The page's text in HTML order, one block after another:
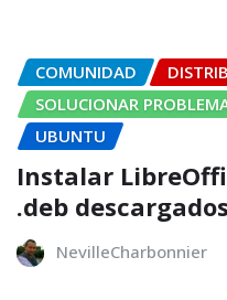
COMUNIDAD
SOLUCIONAR
UBUNTU
Instalar
.deb
NevilleCharbonnier